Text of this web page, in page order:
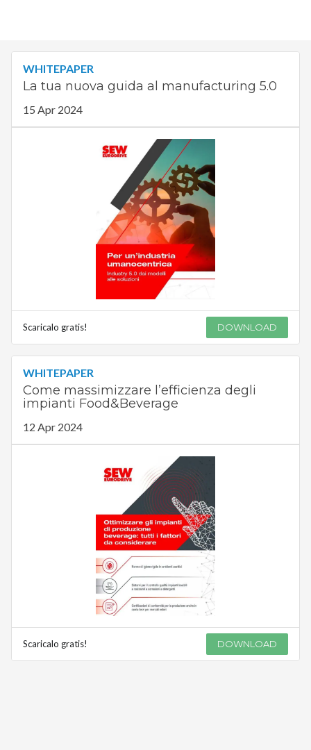
WHITEPAPER
La tua nuova guida al manufacturing 5.0
15 Apr 2024
Scaricalo gratis! DOWNLOAD
WHITEPAPER
Come massimizzare l’efficienza degli
impianti Food&Beverage
12 Apr 2024
Scaricalo gratis! DOWNLOAD